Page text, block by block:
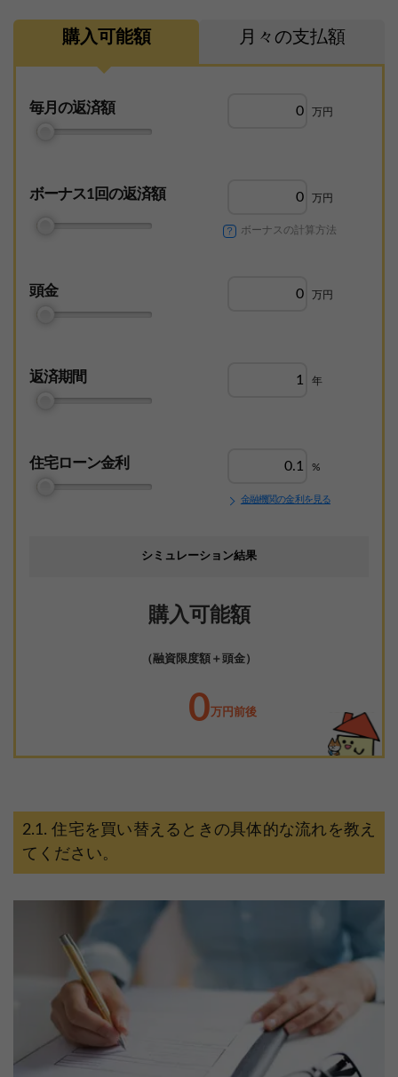
購入可能額 月々の支払額
毎月の返済額 万円
ボーナス1回の返済額 万円
ボーナスの計算方法
頭金 万円
返済期間 年
住宅ローン金利 %
金融機関の金利を見る
シミュレーション結果
購入可能額
（融資限度額＋頭金）
0 万円前後
住宅を買い替えるときの具体的な流れを教え
てください。